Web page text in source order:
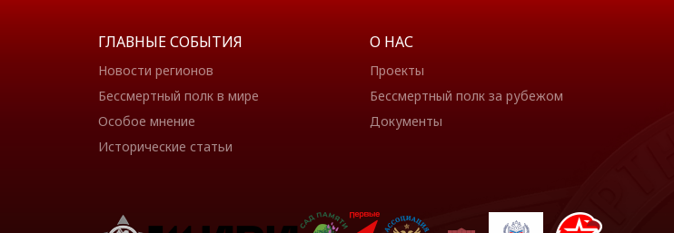
ГЛАВНЫЕ СОБЫТИЯ
Новости регионов
Бессмертный полк в мире
Особое мнение
Исторические статьи
О НАС
Проекты
Бессмертный полк за рубежом
Документы